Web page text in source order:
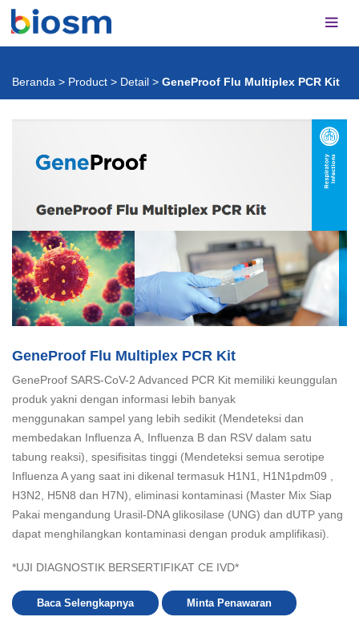
Beranda > Product > Detail > GeneProof Flu Multiplex PCR Kit
GeneProof Flu Multiplex PCR Kit
GeneProof SARS-CoV-2 Advanced PCR Kit memiliki keunggulan
produk yakni dengan informasi lebih banyak
menggunakan sampel yang lebih sedikit (Mendeteksi dan
membedakan Influenza A, Influenza B dan RSV dalam satu
tabung reaksi), spesifisitas tinggi (Mendeteksi semua serotipe
Influenza A yang saat ini dikenal termasuk H1N1, H1N1pdm09 ,
H3N2, H5N8 dan H7N), eliminasi kontaminasi (Master Mix Siap
Pakai mengandung Urasil-DNA glikosilase (UNG) dan dUTP yang
dapat menghilangkan kontaminasi dengan produk amplifikasi).
*UJI DIAGNOSTIK BERSERTIFIKAT CE IVD*
Baca Selengkapnya Minta Penawaran